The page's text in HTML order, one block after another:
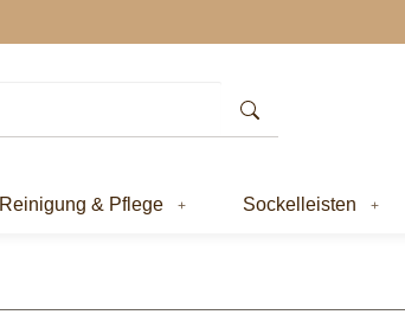
Reinigung & Pflege Sockelleisten